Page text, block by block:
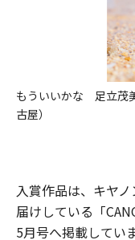
もういいかな 足立茂
古屋）
入賞作品は、キヤ
届けしている「
5月号へ掲載していま